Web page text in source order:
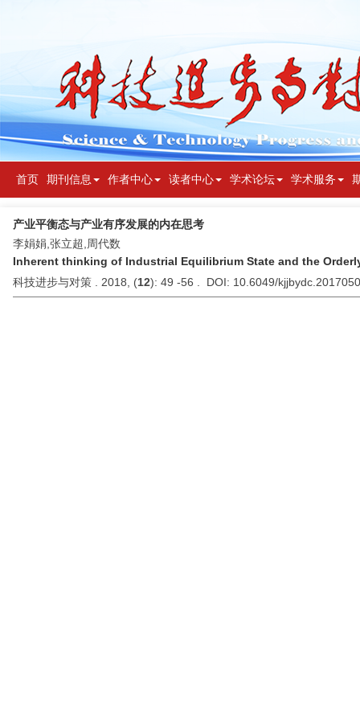
首页 期刊信息 作者中心 读者中心 学术论坛 学术服务
产业平衡态与产业有序发展的内在思考
李娟娟,张立超,周代数
Inherent thinking of Industrial Equilibrium State and the
科技进步与对策 . 2018, (12): 49 -56 . DOI: 10.6049/